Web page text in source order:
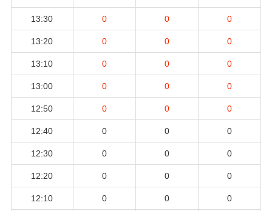
13:30 0 0 0
13:20 0 0 0
13:10 0 0 0
13:00 0 0 0
12:50 0 0 0
12:40 0 0 0
12:30 0 0 0
12:20 0 0 0
12:10 0 0 0